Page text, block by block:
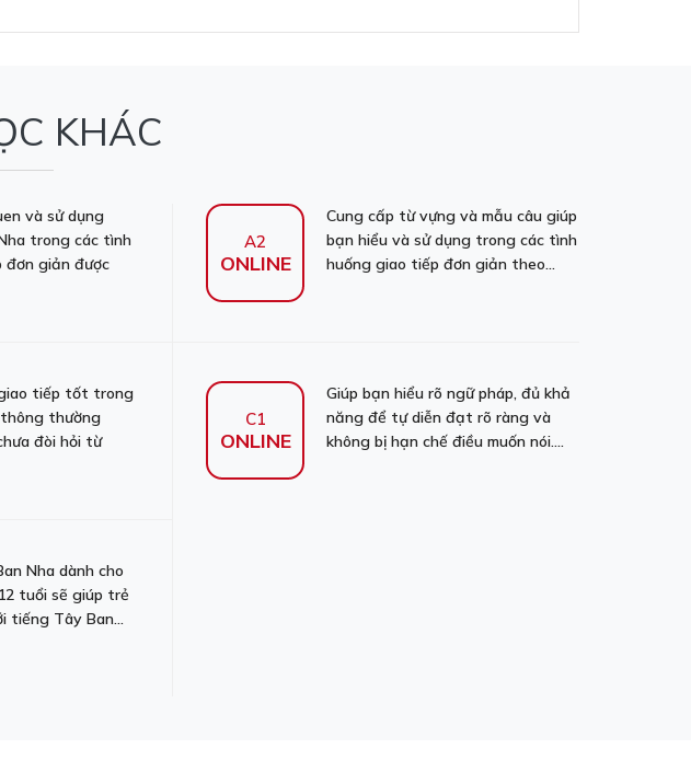
KHÁC
và sử dụng
trong các tình
đơn giản được
A2
ONLINE
Cung cấp từ vựng và mẫu câu giúp
bạn hiểu và sử dụng trong các tình
huống giao tiếp đơn giản theo...
tiếp tốt trong
thường
đòi hỏi từ
C1
ONLINE
Giúp bạn hiểu rõ ngữ pháp, đủ khả
năng để tự diễn đạt rõ ràng và
không bị hạn chế điều muốn nói....
Nha dành cho
tuổi sẽ giúp trẻ
tiếng Tây Ban...